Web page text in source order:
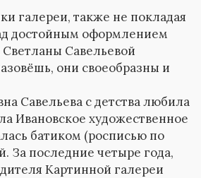
галереи, также не покладая
достойным оформлением
Савельевой
они своеобразны и
Савельева с детства любила
Ивановское художественное
батиком (росписью по
За последние четыре года,
Картинной галереи